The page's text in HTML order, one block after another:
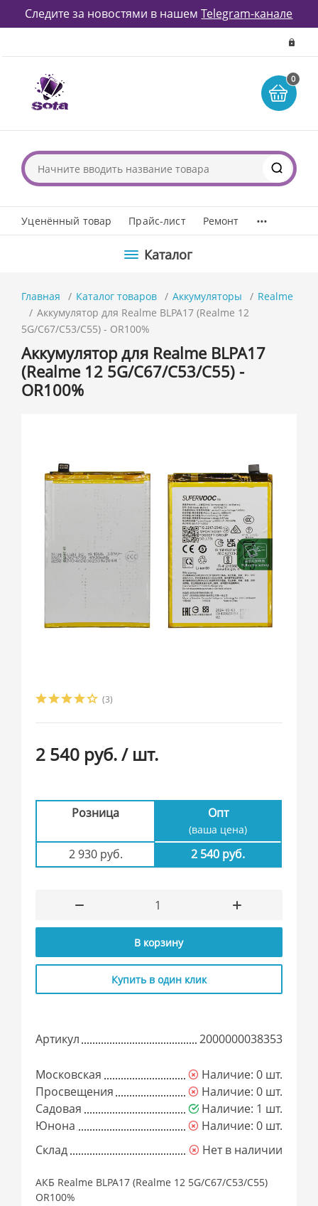
Следите за новостями в нашемTelegram-канале
0
Уценённый товар Прайс-лист Ремонт ...
Каталог
Главная Каталог товаров Аккумуляторы
Realme
Аккумулятор для Realme BLPA17 (Realme 12
5G/C67/C53/C55) - OR100%
Аккумулятор для Realme BLPA17
(Realme 12 5G/C67/C53/C55) -
OR100%
(3)
2 540 руб./ шт.
Розница Опт
(ваша цена)
2 930 руб. 2 540 руб.
В корзину
Купить в один клик
Артикул 2000000038353
Московская
Наличие: 0 шт.
Просвещения
Наличие: 0 шт.
Садовая
Наличие: 1 шт.
Юнона
Наличие: 0 шт.
Склад
Нет в наличии
АКБ Realme BLPA17 (Realme 12 5G/C67/C53/C55)
OR100%